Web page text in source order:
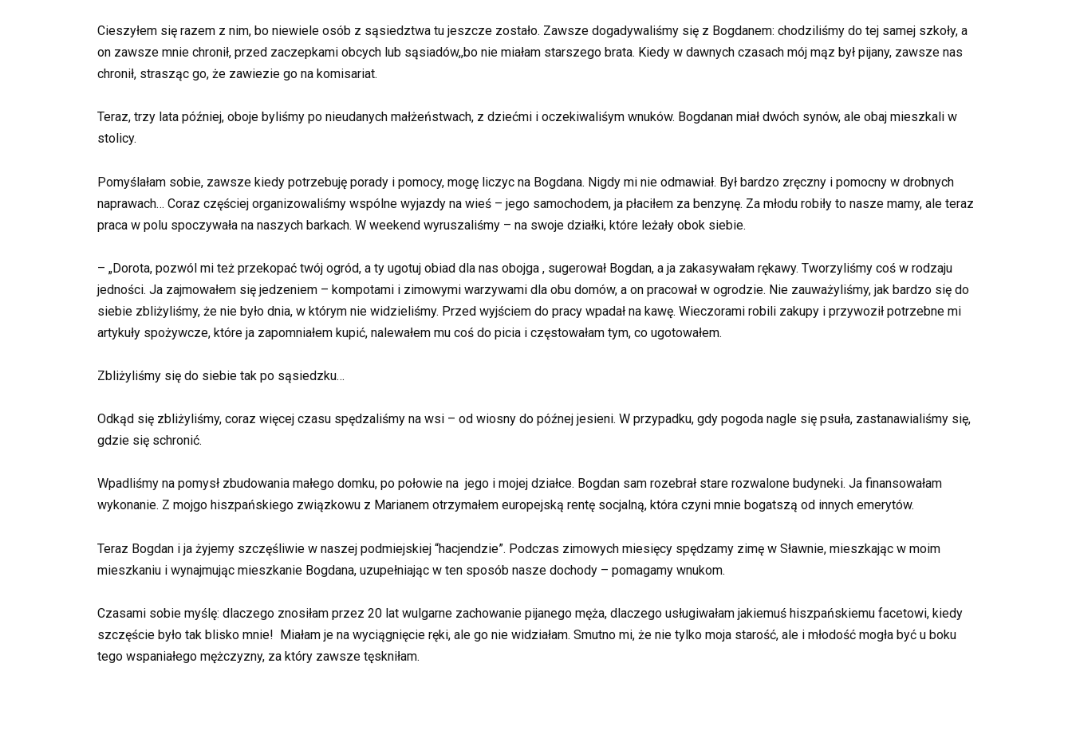
Cieszyłem się razem z nim, bo niewiele osób z sąsiedztwa tu jeszcze zostało. Zawsze dogadywaliśmy się z Bogdanem: chodziliśmy do tej samej szkoły, a
on zawsze mnie chronił, przed zaczepkami obcych lub sąsiadów,,bo nie miałam starszego brata. Kiedy w dawnych czasach mój mąz był pijany, zawsze nas
chronił, strasząc go, że zawiezie go na komisariat.
Teraz, trzy lata później, oboje byliśmy po nieudanych małżeństwach, z dziećmi i oczekiwaliśym wnuków. Bogdanan miał dwóch synów, ale obaj mieszkali w
stolicy.
Pomyślałam sobie, zawsze kiedy potrzebuję porady i pomocy, mogę liczyc na Bogdana. Nigdy mi nie odmawiał. Był bardzo zręczny i pomocny w drobnych
naprawach… Coraz częściej organizowaliśmy wspólne wyjazdy na wieś – jego samochodem, ja płaciłem za benzynę. Za młodu robiły to nasze mamy, ale teraz
praca w polu spoczywała na naszych barkach. W weekend wyruszaliśmy – na swoje działki, które leżały obok siebie.
– „Dorota, pozwól mi też przekopać twój ogród, a ty ugotuj obiad dla nas obojga , sugerował Bogdan, a ja zakasywałam rękawy. Tworzyliśmy coś w rodzaju
jedności. Ja zajmowałem się jedzeniem – kompotami i zimowymi warzywami dla obu domów, a on pracował w ogrodzie. Nie zauważyliśmy, jak bardzo się do
siebie zbliżyliśmy, że nie było dnia, w którym nie widzieliśmy. Przed wyjściem do pracy wpadał na kawę. Wieczorami robili zakupy i przywoził potrzebne mi
artykuły spożywcze, które ja zapomniałem kupić, nalewałem mu coś do picia i częstowałam tym, co ugotowałem.
Zbliżyliśmy się do siebie tak po sąsiedzku…
Odkąd się zbliżyliśmy, coraz więcej czasu spędzaliśmy na wsi – od wiosny do późnej jesieni. W przypadku, gdy pogoda nagle się psuła, zastanawialiśmy się,
gdzie się schronić.
Wpadliśmy na pomysł zbudowania małego domku, po połowie na jego i mojej działce. Bogdan sam rozebrał stare rozwalone budyneki. Ja finansowałam
wykonanie. Z mojgo hiszpańskiego związkowu z Marianem otrzymałem europejską rentę socjalną, która czyni mnie bogatszą od innych emerytów.
Teraz Bogdan i ja żyjemy szczęśliwie w naszej podmiejskiej “hacjendzie”. Podczas zimowych miesięcy spędzamy zimę w Sławnie, mieszkając w moim
mieszkaniu i wynajmując mieszkanie Bogdana, uzupełniając w ten sposób nasze dochody – pomagamy wnukom.
Czasami sobie myślę: dlaczego znosiłam przez 20 lat wulgarne zachowanie pijanego męża, dlaczego usługiwałam jakiemuś hiszpańskiemu facetowi, kiedy
szczęście było tak blisko mnie! Miałam je na wyciągnięcie ręki, ale go nie widziałam. Smutno mi, że nie tylko moja starość, ale i młodość mogła być u boku
tego wspaniałego mężczyzny, za który zawsze tęskniłam.